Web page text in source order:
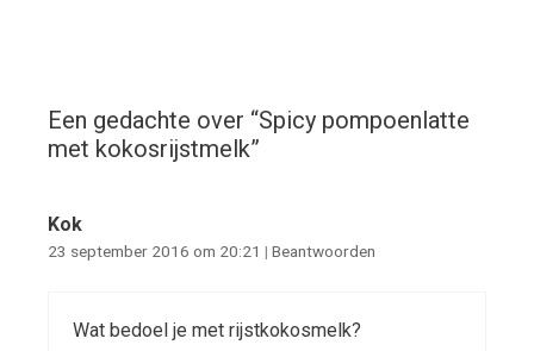
Een gedachte over “Spicy pompoenlatte
met kokosrijstmelk”
Kok
23 september 2016 om 20:21 | Beantwoorden
Wat bedoel je met rijstkokosmelk?